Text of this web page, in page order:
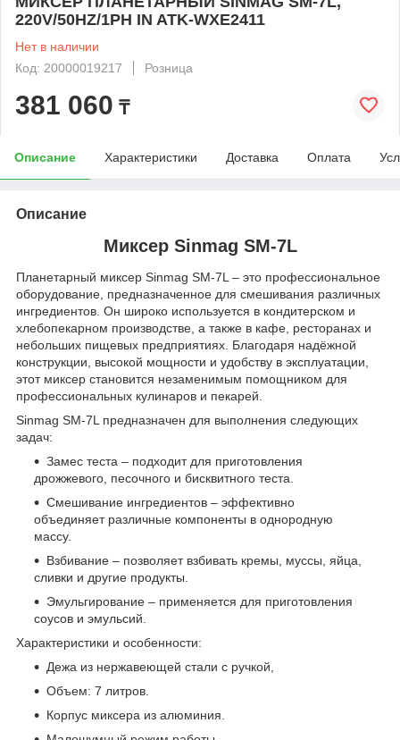
220V/50HZ/1PH IN ATK-WXE2411
Нет в наличии
Код: 20000019217
Розница
381 060 ₸
Описание Характеристики Доставка Оплата
Описание
Миксер Sinmag SM-7L
Планетарный миксер Sinmag SM-7L – это профессиональное
оборудование, предназначенное для смешивания различных
ингредиентов. Он широко используется в кондитерском и
хлебопекарном производстве, а также в кафе, ресторанах и
небольших пищевых предприятиях. Благодаря надёжной
конструкции, высокой мощности и удобству в эксплуатации,
этот миксер становится незаменимым помощником для
профессиональных кулинаров и пекарей.
Sinmag SM-7L предназначен для выполнения следующих
задач:
Замес теста – подходит для приготовления
дрожжевого, песочного и бисквитного теста.
Смешивание ингредиентов – эффективно
объединяет различные компоненты в однородную
массу.
Взбивание – позволяет взбивать кремы, муссы, яйца,
сливки и другие продукты.
Эмульгирование – применяется для приготовления
соусов и эмульсий.
Характеристики и особенности:
Дежа из нержавеющей стали с ручкой,
Объем: 7 литров.
Корпус миксера из алюминия.